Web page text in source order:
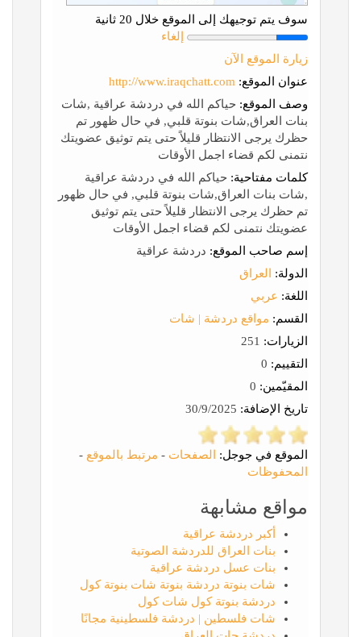
سوف يتم توجيهك إلى الموقع خلال 20 ثانية
إلغاء
زيارة الموقع الآن
عنوان الموقع: http://www.iraqchatt.com
وصف الموقع: حياكم الله في دردشة عراقية ,شات
بنات العراق,شات بنوتة قلبي, في حال ظهور تم
حظرك يرجى الانتظار قليلاً حتى يتم توثيق عضويتك
نتمنى لكم قضاء اجمل الأوقات
كلمات مفتاحية: حياكم الله في دردشة عراقية
,شات بنات العراق,شات بنوتة قلبي, في حال ظهور
تم حظرك يرجى الانتظار قليلاً حتى يتم توثيق
عضويتك نتمنى لكم قضاء اجمل الأوقات
إسم صاحب الموقع: دردشة عراقية
الدولة:
العراق
اللغة: عربي
القسم: مواقع دردشة | شات
الزيارات:
التقييم:
المقيّمين:
تاريخ الإضافة:
الموقع في جوجل: الصفحات - مرتبط بالموقع -
المحفوظات
مواقع مشابهة
أكبر دردشة عراقية
بنات العراق للدردشة الصوتية
بنات عسل دردشة عراقية
شات بنوتة دردشة بنوتة شات بنوتة كول
دردشة بنوتة كول شات كول
شات فلسطين | دردشة فلسطينية مجانًا